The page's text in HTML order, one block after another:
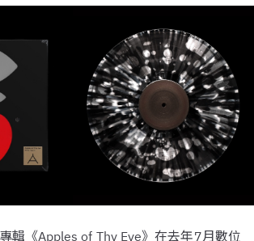
輯《Apples of Thy Eye》在去年7月數位